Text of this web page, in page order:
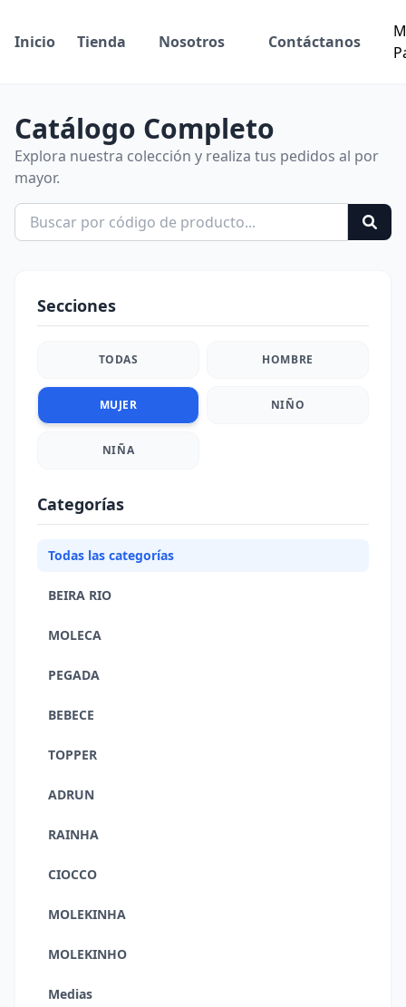
Inicio Tienda Nosotros Contáctanos
Catálogo Completo
Explora nuestra colección y realiza tus pedidos al por
mayor.
Secciones
TODAS HOMBRE
MUJER NIÑO
NIÑA
Categorías
Todas las categorías
BEIRA RIO
MOLECA
PEGADA
BEBECE
TOPPER
ADRUN
RAINHA
CIOCCO
MOLEKINHA
MOLEKINHO
Medias